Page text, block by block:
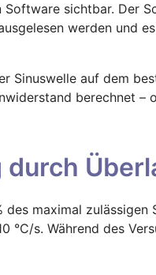
sichtbar. Der
werden und
auf dem
berechnet –
maximal
°C/s. Während des